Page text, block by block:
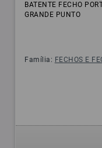
BATENTE FECHO
GRANDE PUNTO
Família: FECHOS E